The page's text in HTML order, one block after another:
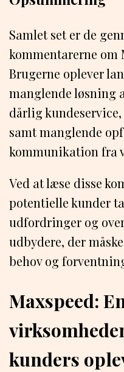
Samlet set er de
kommentarerne om
Brugerne oplever
manglende løsning
dårlig
samt manglende
kommunikation fra
Ved at læse disse
potentielle kunder
udfordringer og
udbydere, der
behov og
Maxspeed:
kunders